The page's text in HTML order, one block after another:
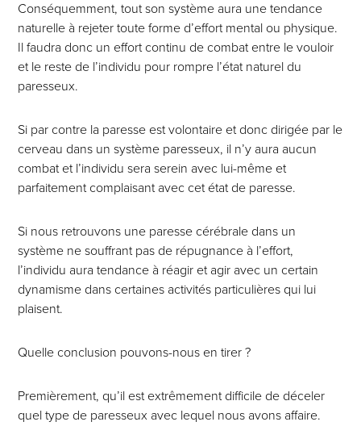
Conséquemment, tout son système aura une tendance
naturelle à rejeter toute forme d’effort mental ou physique.
Il faudra donc un effort continu de combat entre le vouloir
et le reste de l’individu pour rompre l’état naturel du
paresseux.
Si par contre la paresse est volontaire et donc dirigée par le
cerveau dans un système paresseux, il n’y aura aucun
combat et l’individu sera serein avec lui-même et
parfaitement complaisant avec cet état de paresse.
Si nous retrouvons une paresse cérébrale dans un
système ne souffrant pas de répugnance à l’effort,
l’individu aura tendance à réagir et agir avec un certain
dynamisme dans certaines activités particulières qui lui
plaisent.
Quelle conclusion pouvons-nous en tirer ?
Premièrement, qu’il est extrêmement difficile de déceler
quel type de paresseux avec lequel nous avons affaire.